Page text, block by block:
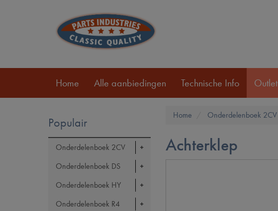
Home Alle aanbiedingen Technische Info Outlet
Populair
Onderdelenboek 2CV
Onderdelenboek DS
Onderdelenboek HY
Onderdelenboek R4
Home Onderdelenboek 2CV
Achterklep